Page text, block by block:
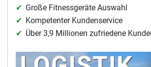
Große Fitnessgeräte Auswahl
Kompetenter Kundenservice
Über 3,9 Millionen zufriedene